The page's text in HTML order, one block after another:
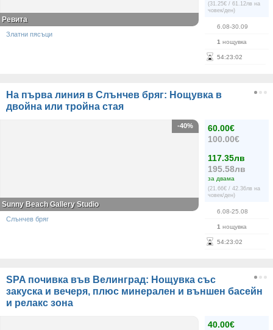
(31.25€ / 61.12лв на
човек/ден)
6.08-30.09
1 нощувка
54:23:02
Ревита
Златни пясъци
На първа линия в Слънчев бряг: Нощувка в
двойна или тройна стая
60.00€
100.00€
117.35лв
195.58лв
за двама
(21.66€ / 42.36лв на
човек/ден)
6.08-25.08
1 нощувка
54:23:02
-40%
Sunny Beach Gallery Studio
Слънчев бряг
SPA почивка във Велинград: Нощувка със
закуска и вечеря, плюс минерален и външен басейн
и релакс зона
40.00€